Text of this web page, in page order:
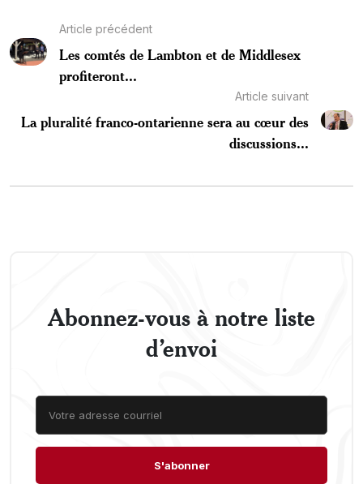
Article précédent
Les comtés de Lambton et de Middlesex
profiteront...
Article suivant
La pluralité franco-ontarienne sera au cœur des
discussions...
Abonnez-vous à notre liste
d’envoi